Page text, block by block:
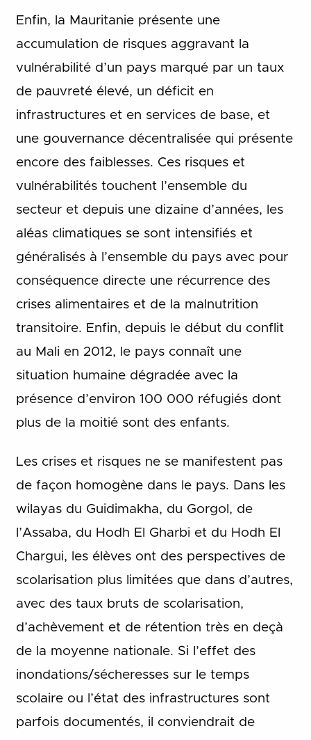
Enfin, la Mauritanie présente une
accumulation de risques aggravant la
vulnérabilité d’un pays marqué par un taux
de pauvreté élevé, un déficit en
infrastructures et en services de base, et
une gouvernance décentralisée qui présente
encore des faiblesses. Ces risques et
vulnérabilités touchent l’ensemble du
secteur et depuis une dizaine d’années, les
aléas climatiques se sont intensifiés et
généralisés à l’ensemble du pays avec pour
conséquence directe une récurrence des
crises alimentaires et de la malnutrition
transitoire. Enfin, depuis le début du conflit
au Mali en 2012, le pays connaît une
situation humaine dégradée avec la
présence d’environ 100 000 réfugiés dont
plus de la moitié sont des enfants.
Les crises et risques ne se manifestent pas
de façon homogène dans le pays. Dans les
wilayas du Guidimakha, du Gorgol, de
l’Assaba, du Hodh El Gharbi et du Hodh El
Chargui, les élèves ont des perspectives de
scolarisation plus limitées que dans d’autres,
avec des taux bruts de scolarisation,
d’achèvement et de rétention très en deçà
de la moyenne nationale. Si l’effet des
inondations/sécheresses sur le temps
scolaire ou l’état des infrastructures sont
parfois documentés, il conviendrait de